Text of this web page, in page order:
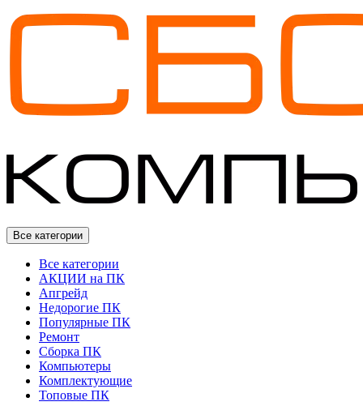
Все категории
Все категории
АКЦИИ на ПК
Апгрейд
Недорогие ПК
Популярные ПК
Ремонт
Сборка ПК
Компьютеры
Комплектующие
Топовые ПК